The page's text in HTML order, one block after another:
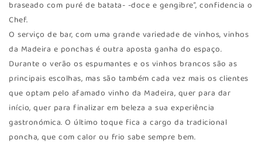
braseado com puré de batata- -doce e gengibre”, confidencia o
Chef.
O serviço de bar, com uma grande variedade de vinhos, vinhos
da Madeira e ponchas é outra aposta ganha do espaço.
Durante o verão os espumantes e os vinhos brancos são as
principais escolhas, mas são também cada vez mais os clientes
que optam pelo afamado vinho da Madeira, quer para dar
início, quer para finalizar em beleza a sua experiência
gastronómica. O último toque fica a cargo da tradicional
poncha, que com calor ou frio sabe sempre bem.